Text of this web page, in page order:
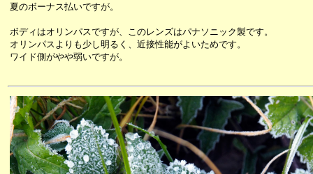
夏のボーナス払いですが。
ボディはオリンパスですが、このレンズはパナソニック製です。
オリンパスよりも少し明るく、近接性能がよいためです。
ワイド側がやや弱いですが。